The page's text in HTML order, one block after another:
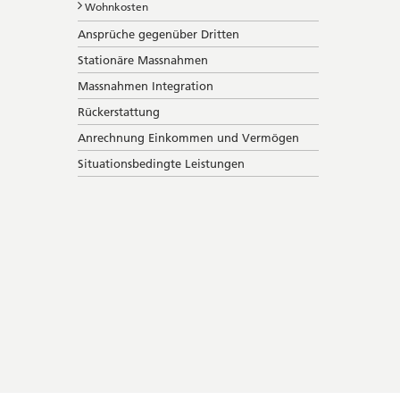
Wohnkosten
Ansprüche gegenüber Dritten
Stationäre Massnahmen
Massnahmen Integration
Rückerstattung
Anrechnung Einkommen und Vermögen
Situationsbedingte Leistungen